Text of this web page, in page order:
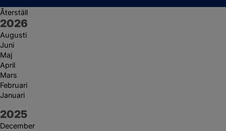
Återställ
År:
2026
Augusti
Juni
Maj
April
Mars
Februari
Januari
År:
2025
December